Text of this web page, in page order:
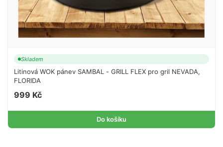
Skladem
Litinová WOK pánev SAMBAL - GRILL FLEX pro gril NEVADA,
FLORIDA
999 Kč
Do košíku